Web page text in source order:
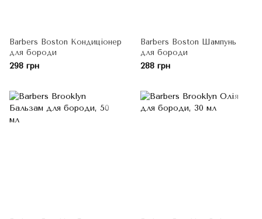
Barbers Boston Кондиціонер
для бороди
298 грн
Barbers Boston Шампунь
для бороди
288 грн